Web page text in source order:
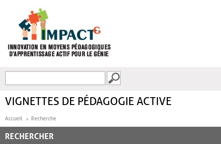
FORMULAIRE DE
VIGNETTES DE PÉDAGOGIE ACTIVE
Accueil Recherche
RECHERCHER